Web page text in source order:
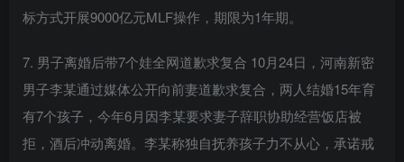
标方式开展9000亿元MLF操作，期限为1年期。
7. 男子离婚后带7个娃全网道歉求复合 10月24日，河南新密
男子李某通过媒体公开向前妻道歉求复合，两人结婚15年育
有7个孩子，今年6月因李某要求妻子辞职协助经营饭店被
拒，酒后冲动离婚。李某称独自抚养孩子力不从心，承诺戒